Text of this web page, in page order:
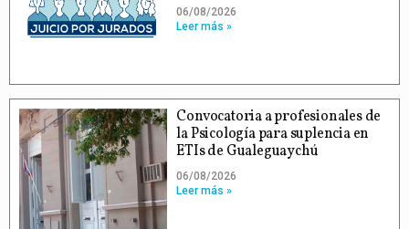
06/08/2026
Leer más »
Convocatoria a profesionales de
la Psicología para suplencia en
ETIs de Gualeguaychú
06/08/2026
Leer más »